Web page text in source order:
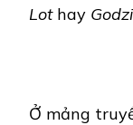
Lothay
Ở mảng